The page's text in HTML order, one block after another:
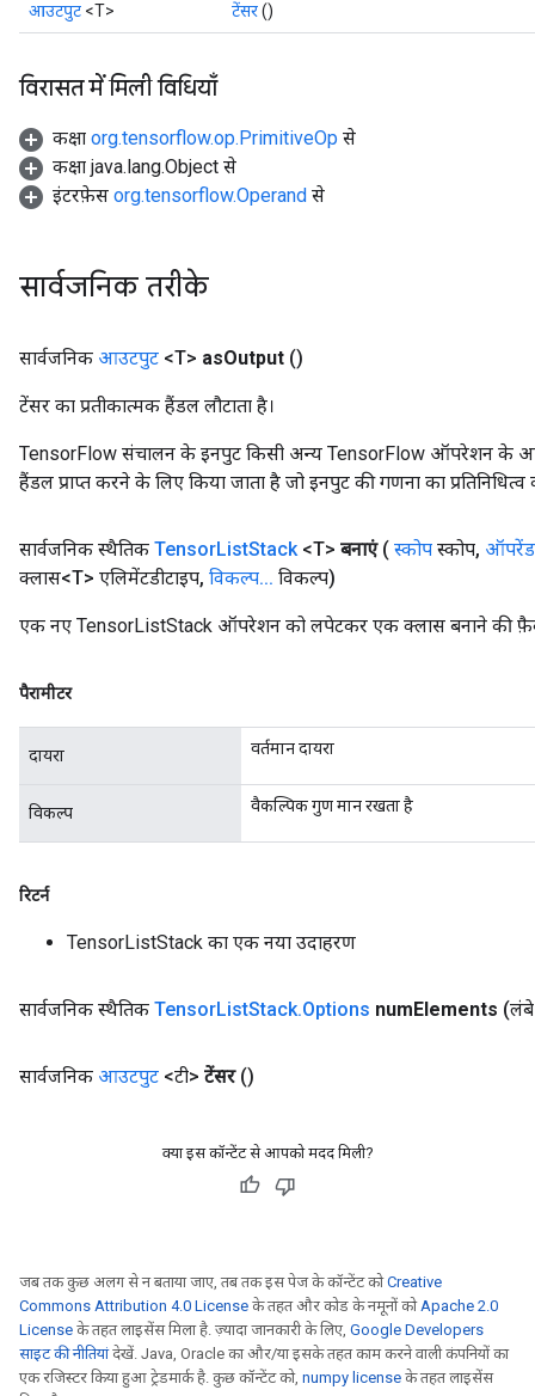
आउटपुट <T> टेंसर()
विरासत में मिली विधियाँ
कक्षा org.tensorflow.op.PrimitiveOp से
कक्षा java.lang.Object से
इंटरफ़ेस org.tensorflow.Operand से
सार्वजनिक तरीके
सार्वजनिक आउटपुट <T> asOutput ()
टेंसर का प्रतीकात्मक हैंडल लौटाता है।
TensorFlow संचालन के इनपुट किसी अन्य TensorFlow ऑपरेशन के
हैंडल प्राप्त करने के लिए किया जाता है जो इनपुट की गणना का प्रतिनिधित्व
सार्वजनिक स्थैतिक TensorListStack<T> बनाएं ( स्कोप स्कोप, ऑपरेंड
क्लास<T> एलिमेंटडीटाइप, विकल्प... विकल्प)
एक नए TensorListStack ऑपरेशन को लपेटकर एक क्लास बनाने की
पैरामीटर
दायरा वर्तमान दायरा
विकल्प वैकल्पिक गुण मान रखता है
रिटर्न
TensorListStack का एक नया उदाहरण
सार्वजनिक स्थैतिक TensorListStack.Options numElements
सार्वजनिक आउटपुट <टी> टेंसर ()
क्या इस कॉन्टेंट से आपको मदद मिली?
जब तक कुछ अलग से न बताया जाए, तब तक इस पेज के कॉन्टेंट कोCreative
Commons Attribution 4.0 License के तहत और कोड के नमूनों कोApache 2.0
License के तहत लाइसेंस मिला है. ज़्यादा जानकारी के लिए, Google Developers
साइट की नीतियांदेखें. Java, Oracle का और/या इसके तहत काम करने वाली कंपनियों का
एक रजिस्टर किया हुआ ट्रेडमार्क है. कुछ कॉन्टेंट को, numpy license के तहत लाइसेंस